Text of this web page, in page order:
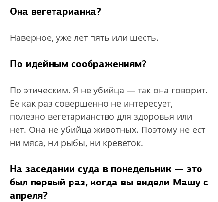
Она вегетарианка?
Наверное, уже лет пять или шесть.
По идейным соображениям?
По этическим. Я не убийца — так она говорит.
Ее как раз совершенно не интересует,
полезно вегетарианство для здоровья или
нет. Она не убийца животных. Поэтому не ест
ни мяса, ни рыбы, ни креветок.
На заседании суда в понедельник — это
был первый раз, когда вы видели Машу с
апреля?